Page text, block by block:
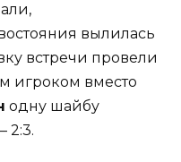
вылилась
встречи провели
игроком вместо
одну шайбу
2:3.